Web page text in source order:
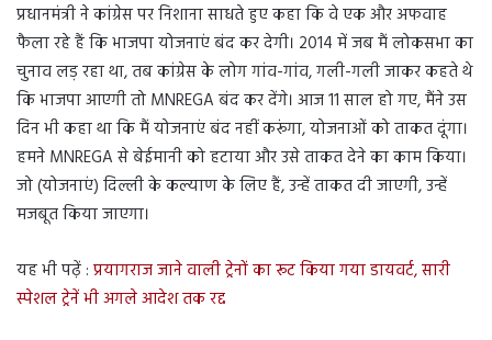
प्रधानमंत्री ने कांग्रेस पर निशाना साधते हुए कहा कि वे एक और अफवाह
फैला रहे हैं कि भाजपा योजनाएं बंद कर देगी। 2014 में जब मैं लोकसभा का
चुनाव लड़ रहा था, तब कांग्रेस के लोग गांव-गांव, गली-गली जाकर कहते थे
कि भाजपा आएगी तो MNREGA बंद कर देंगे। आज 11 साल हो गए, मैंने उस
दिन भी कहा था कि मैं योजनाएं बंद नहीं करूंगा, योजनाओं को ताकत दूंगा।
हमने MNREGA से बेईमानी को हटाया और उसे ताकत देने का काम किया।
जो (योजनाएं) दिल्ली के कल्याण के लिए हैं, उन्हें ताकत दी जाएगी, उन्हें
मजबूत किया जाएगा।
यह भी पढ़ें : प्रयागराज जाने वाली ट्रेनों का रूट किया गया डायवर्ट, सारी
स्पेशल ट्रेनें भी अगले आदेश तक रद्द